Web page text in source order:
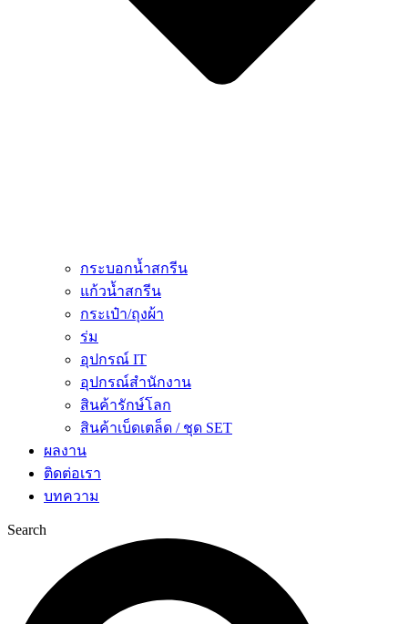
กระบอกน้ำสกรีน
แก้วน้ำสกรีน
กระเป๋า/ถุงผ้า
ร่ม
อุปกรณ์ IT
อุปกรณ์สำนักงาน
สินค้ารักษ์โลก
สินค้าเบ็ดเตล็ด / ชุด SET
ผลงาน
ติดต่อเรา
บทความ
Search